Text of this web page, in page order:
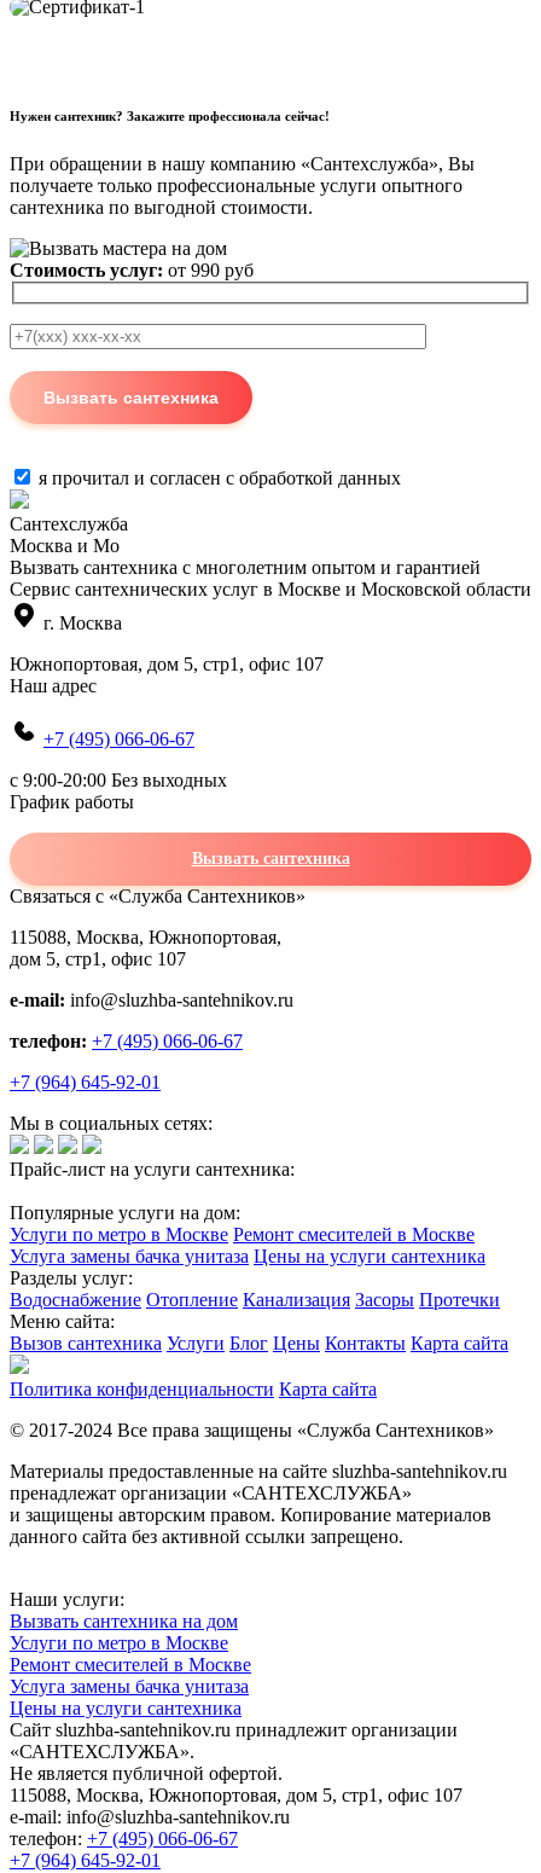
Нужен сантехник? Закажите профессионала сейчас!
При обращении в нашу компанию «Сантехслужба», Вы
получаете только профессиональные услуги опытного
сантехника по выгодной стоимости.
Стоимость услуг: от 990 руб
я прочитал и согласен с обработкой данных
Сантехслужба
Москва и Мо
Вызвать сантехника с многолетним опытом и гарантией
Сервис сантехнических услуг в Москве и Московской области
г. Москва
Южнопортовая, дом 5, стр1, офис 107
Наш адрес
+7 (495) 066-06-67
c 9:00-20:00 Без выходных
График работы
Вызвать сантехника
Связаться с «Служба Сантехников»
115088, Москва, Южнопортовая,
дом 5, стр1, офис 107
e-mail: info@sluzhba-santehnikov.ru
телефон: +7 (495) 066-06-67
+7 (964) 645-92-01
Мы в социальных сетях:
Прайс-лист на услуги сантехника:
Популярные услуги на дом:
Услуги по метро в Москве Ремонт смесителей в Москве
Услуга замены бачка унитаза Цены на услуги сантехника
Разделы услуг:
Водоснабжение Отопление Канализация Засоры Протечки
Меню сайта:
Вызов сантехника Услуги Блог Цены Контакты Карта сайта
Политика конфиденциальности Карта сайта
© 2017-2024 Все права защищены «Служба Сантехников»
Материалы предоставленные на сайте sluzhba-santehnikov.ru
пренадлежат организации «САНТЕХСЛУЖБА»
и защищены авторским правом. Копирование материалов
данного сайта без активной ссылки запрещено.
Наши услуги:
Вызвать сантехника на дом
Услуги по метро в Москве
Ремонт смесителей в Москве
Услуга замены бачка унитаза
Цены на услуги сантехника
Сайт sluzhba-santehnikov.ru принадлежит организации
«САНТЕХСЛУЖБА».
Не является публичной офертой.
115088, Москва, Южнопортовая, дом 5, стр1, офис 107
e-mail: info@sluzhba-santehnikov.ru
телефон: +7 (495) 066-06-67
+7 (964) 645-92-01